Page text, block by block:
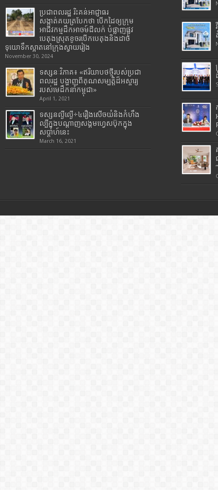
ប្រជាពលរដ្ឋ រិះគន់អាជ្ញាធរ
សង្កាត់គយត្របែកថា បើកដៃឲ្យក្រុម
អាជីវកម្មដឹកអាចម៍ដីលក់ បំផ្លាញផ្លូវ
បេតុងស្រុតខូចរបើកបេតុងនិងដាច់
ទុយោទឹកស្អាតនៅក្រុងស្វាយរៀង
November 30, 2024
ទស្សនៈវិភាគ៖ «ឥរិយាបថថ្មីរបស់ប្រជា
ពលរដ្ឋ បង្ហាញពីគុណសម្បត្តិដ៏អស្ចារ្យ
របស់មេដឹកនាំកម្ពុជា»
April 1, 2021
ទស្សនល្ងីល្ងើ÷៤រឿងសើចយំនិងកំហឹង
ល្បីក្នុងបណ្តាញសង្គមហ្វេសប៊ុកក្នុង
សប្តាហ៍នេះ
March 16, 2021